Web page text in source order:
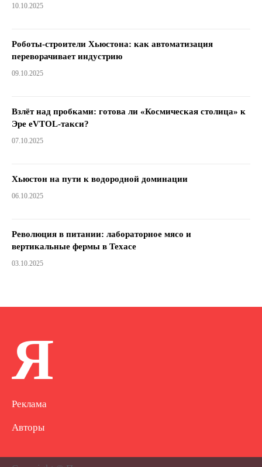
10.10.2025
Роботы-строители Хьюстона: как автоматизация
переворачивает индустрию
09.10.2025
Взлёт над пробками: готова ли «Космическая столица» к
Эре eVTOL-такси?
07.10.2025
Хьюстон на пути к водородной доминации
06.10.2025
Революция в питании: лабораторное мясо и
вертикальные фермы в Техасе
03.10.2025
Я
Реклама
Авторы